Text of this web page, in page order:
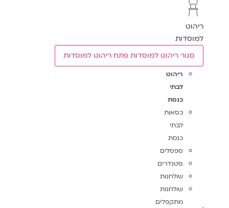
ריהוט
למוסדות
סגור ריהוט למוסדות פתח ריהוט למוסדות
ריהוט
לבתי
כנסת
כסאות
לבתי
כנסת
ספסלים
סטנדרים
שולחנות
שולחנות
מתקפלים